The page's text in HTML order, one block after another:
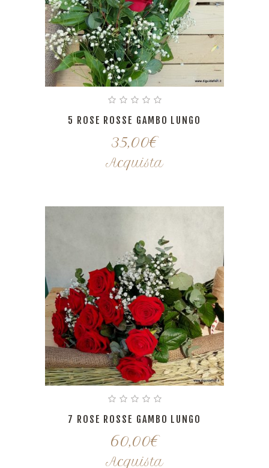
5 ROSE ROSSE GAMBO LUNGO
35,00€
Acquista
7 ROSE ROSSE GAMBO LUNGO
60,00€
Acquista